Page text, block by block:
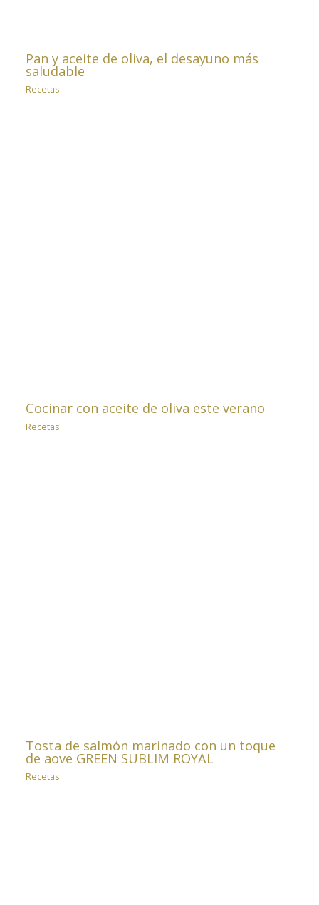
Pan y aceite de oliva, el desayuno más
saludable
Recetas
Cocinar con aceite de oliva este verano
Recetas
Tosta de salmón marinado con un toque
de aove GREEN SUBLIM ROYAL
Recetas